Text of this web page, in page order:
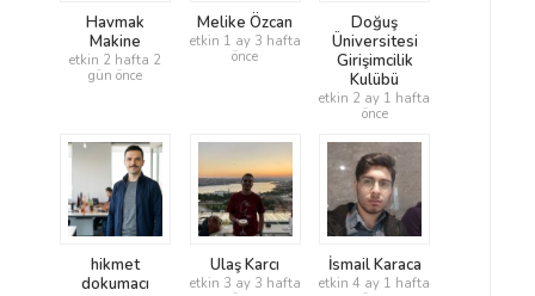
Havmak
Makine
etkin 2 hafta 2
gün önce
Melike Özcan
etkin 1 ay 3 hafta
önce
Doğuş
Üniversitesi
Girişimcilik
Kulübü
etkin 2 ay 1 hafta
önce
hikmet
dokumacı
Ulaş Karcı
etkin 3 ay 3 hafta
İsmail Karaca
etkin 4 ay 1 hafta